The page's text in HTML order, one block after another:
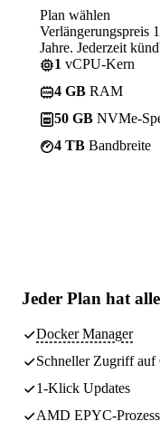
Plan wählen
Verlängerungspreis
Jahre. Jederzeit
1 vCPU-Kern
4 GB RAM
50 GB NVMe-
4 TB Bandbreite
Jeder Plan hat
Docker Manager
Schneller Zugriff
1-Klick Updates
AMD EPYC-